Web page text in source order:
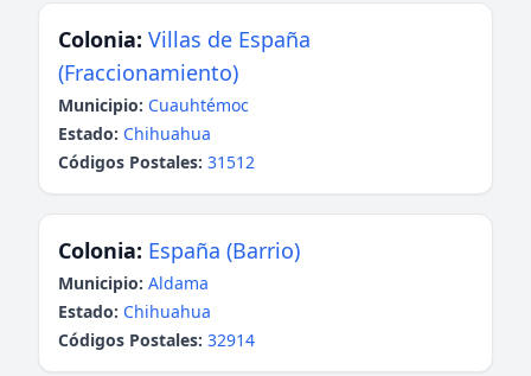
Colonia: Villas de España
(Fraccionamiento)
Municipio: Cuauhtémoc
Estado: Chihuahua
Códigos Postales: 31512
Colonia: España (Barrio)
Municipio: Aldama
Estado: Chihuahua
Códigos Postales: 32914